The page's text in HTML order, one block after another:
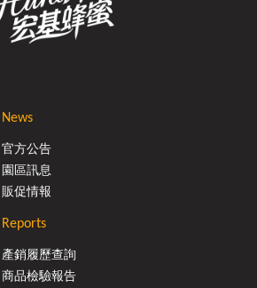
News
官方公告
園區訊息
販促情報
Reports
產銷履歷查詢
商品檢驗報告